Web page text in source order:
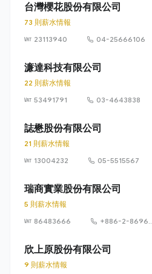
台灣櫻花股份有限公司
73 則薪水情報
23113940
04-25666106
濂達科技有限公司
22 則薪水情報
53491791
03-4643838
誌懋股份有限公司
21 則薪水情報
13004232
05-5515567
瑞商實業股份有限公司
5 則薪水情報
86483666
+886-2-8696-
欣上原股份有限公司
9 則薪水情報